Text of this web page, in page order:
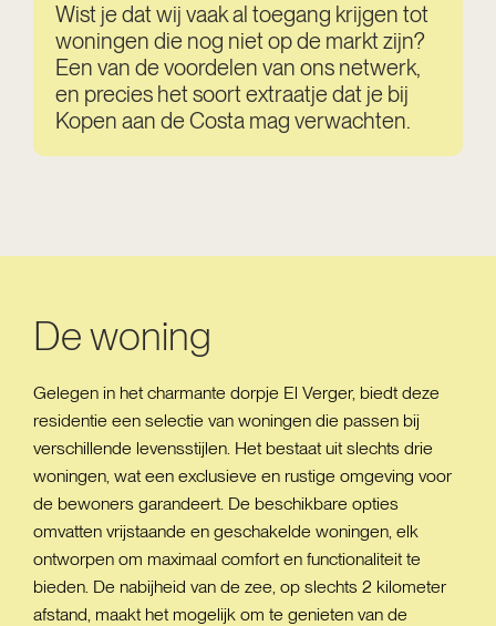
Wist je dat wij vaak al toegang krijgen tot
woningen die nog niet op de markt zijn?
Een van de voordelen van ons netwerk,
en precies het soort extraatje dat je bij
Kopen aan de Costa mag verwachten.
De woning
Gelegen in het charmante dorpje El Verger, biedt deze
residentie een selectie van woningen die passen bij
verschillende levensstijlen. Het bestaat uit slechts drie
woningen, wat een exclusieve en rustige omgeving voor
de bewoners garandeert. De beschikbare opties
omvatten vrijstaande en geschakelde woningen, elk
ontworpen om maximaal comfort en functionaliteit te
bieden. De nabijheid van de zee, op slechts 2 kilometer
afstand, maakt het mogelijk om te genieten van de